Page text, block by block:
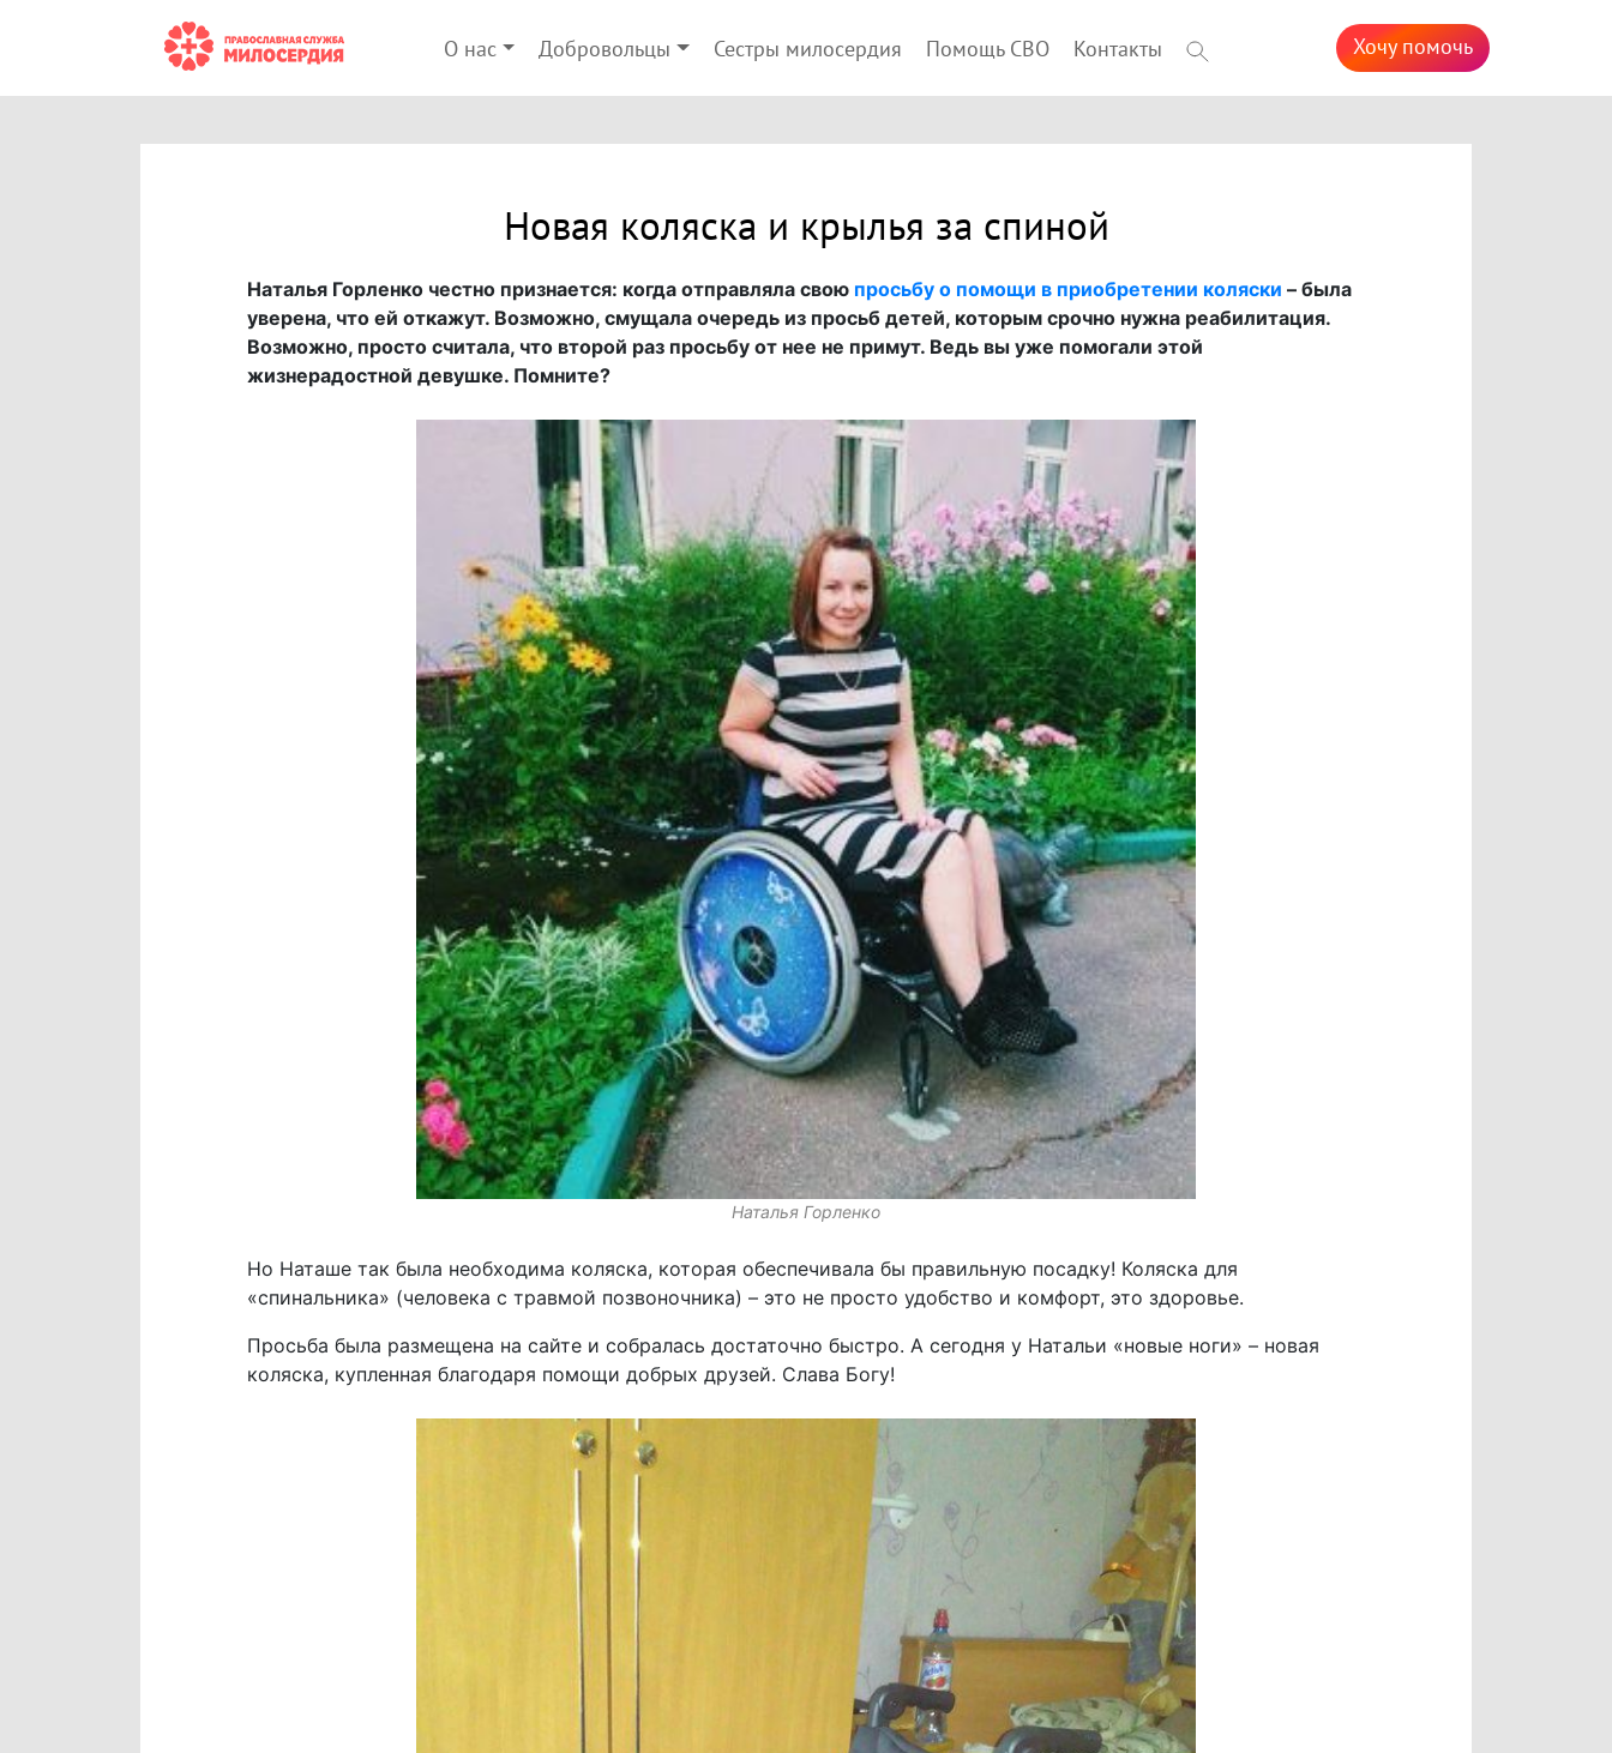
О нас Добровольцы Сестры милосердия Помощь СВО Контакты Хочу помочь
Новая коляска и крылья за спиной
Наталья Горленко честно признается: когда отправляла свою просьбу о помощи в приобретении коляски – была
уверена, что ей откажут. Возможно, смущала очередь из просьб детей, которым срочно нужна реабилитация.
Возможно, просто считала, что второй раз просьбу от нее не примут. Ведь вы уже помогали этой
жизнерадостной девушке. Помните?
Наталья Горленко
Но Наташе так была необходима коляска, которая обеспечивала бы правильную посадку! Коляска для
«спинальника» (человека с травмой позвоночника) – это не просто удобство и комфорт, это здоровье.
Просьба была размещена на сайте и собралась достаточно быстро. А сегодня у Натальи «новые ноги» – новая
коляска, купленная благодаря помощи добрых друзей. Слава Богу!